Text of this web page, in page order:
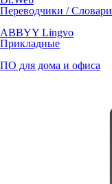
Переводчики / Словари
ABBYY Lingvo
Прикладные
ПО для дома и офиса